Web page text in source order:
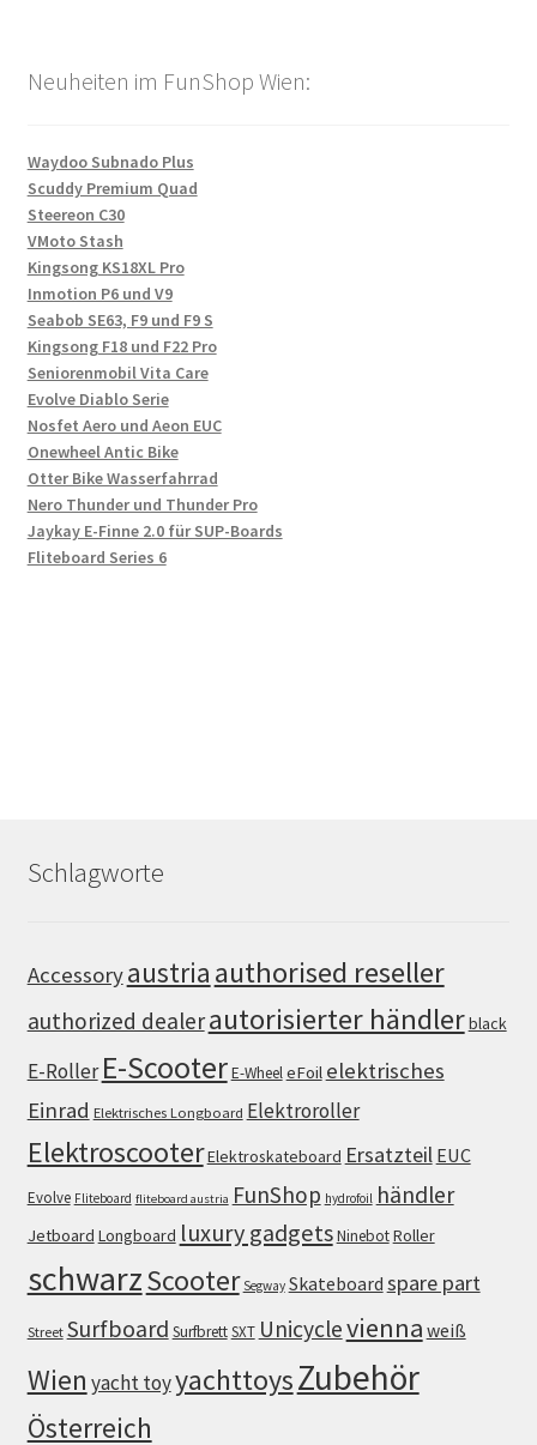
Neuheiten im FunShop Wien:
Waydoo Subnado Plus
Scuddy Premium Quad
Steereon C30
VMoto Stash
Kingsong KS18XL Pro
Inmotion P6 und V9
Seabob SE63, F9 und F9 S
Kingsong F18 und F22 Pro
Seniorenmobil Vita Care
Evolve Diablo Serie
Nosfet Aero und Aeon EUC
Onewheel Antic Bike
Otter Bike Wasserfahrrad
Nero Thunder und Thunder Pro
Jaykay E-Finne 2.0 für SUP-Boards
Fliteboard Series 6
Schlagworte
Accessoryaustria authorised reseller
authorized dealerautorisierter händlerblack
E-Roller E-ScooterE-WheeleFoil elektrisches
Einrad Elektrisches Longboard Elektroroller
ElektroscooterElektroskateboard Ersatzteil EUC
Evolve Fliteboard fliteboard austria FunShop hydrofoil händler
Jetboard Longboard luxury gadgetsNinebotRoller
schwarzScooter Segway Skateboard spare part
Street Surfboard SurfbrettSXT Unicyclevienna weiß
Wien yacht toyyachttoysZubehör
Österreich